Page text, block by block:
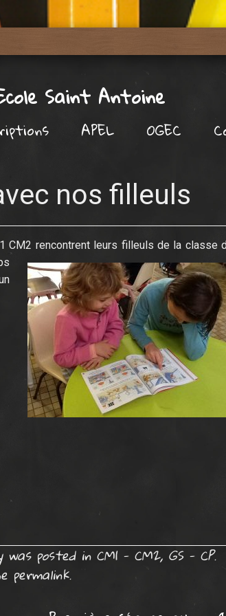
Saint Antoine
APEL OGEC
nos filleuls
CM2 rencontrent leurs filleuls de la classe
was posted in CM1 - CM2, GS - CP.
permalink.